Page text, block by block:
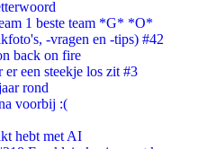
1 beste team *G* *O*
-vragen en -tips) #42
back on fire
een steekje los zit #3
rond
voorbij :(
hebt met AI